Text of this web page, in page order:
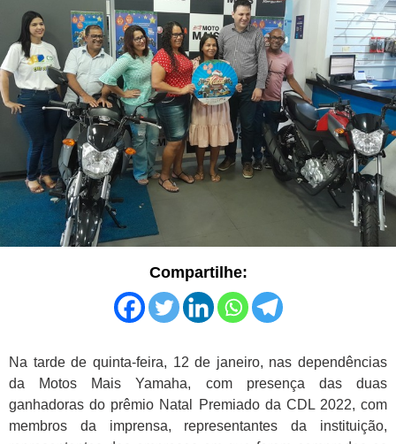
Compartilhe:
Na tarde de quinta-feira, 12 de janeiro, nas dependências
da Motos Mais Yamaha, com presença das duas
ganhadoras do prêmio Natal Premiado da CDL 2022, com
membros da imprensa, representantes da instituição,